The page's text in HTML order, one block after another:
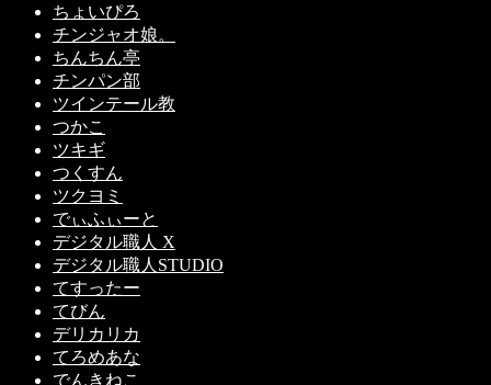
ちょいぴろ
チンジャオ娘。
ちんちん亭
チンパン部
ツインテール教
つかこ
ツキギ
つくすん
ツクヨミ
でぃふぃーと
デジタル職人 X
デジタル職人STUDIO
てすったー
てびん
デリカリカ
てろめあな
でんきねこ